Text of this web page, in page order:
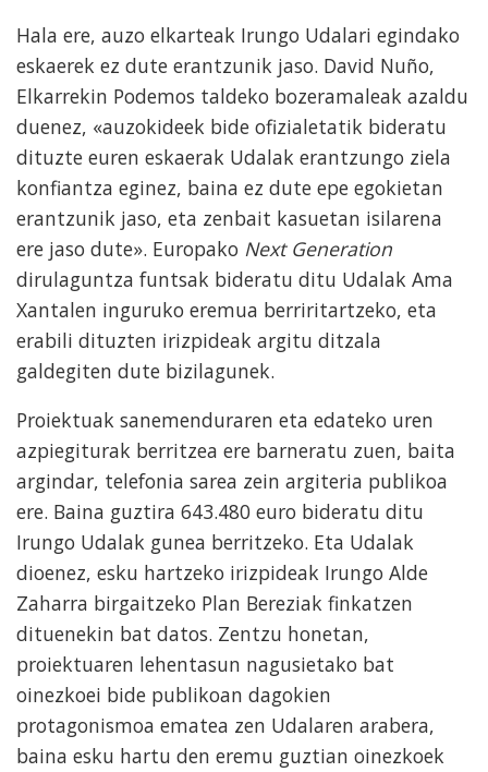
Hala ere, auzo elkarteak Irungo Udalari egindako
eskaerek ez dute erantzunik jaso. David Nuño,
Elkarrekin Podemos taldeko bozeramaleak azaldu
duenez, «auzokideek bide ofizialetatik bideratu
dituzte euren eskaerak Udalak erantzungo ziela
konfiantza eginez, baina ez dute epe egokietan
erantzunik jaso, eta zenbait kasuetan isilarena
ere jaso dute». Europako Next Generation
dirulaguntza funtsak bideratu ditu Udalak Ama
Xantalen inguruko eremua berriritartzeko, eta
erabili dituzten irizpideak argitu ditzala
galdegiten dute bizilagunek.
Proiektuak sanemenduraren eta edateko uren
azpiegiturak berritzea ere barneratu zuen, baita
argindar, telefonia sarea zein argiteria publikoa
ere. Baina guztira 643.480 euro bideratu ditu
Irungo Udalak gunea berritzeko. Eta Udalak
dioenez, esku hartzeko irizpideak Irungo Alde
Zaharra birgaitzeko Plan Bereziak finkatzen
dituenekin bat datos. Zentzu honetan,
proiektuaren lehentasun nagusietako bat
oinezkoei bide publikoan dagokien
protagonismoa ematea zen Udalaren arabera,
baina esku hartu den eremu guztian oinezkoek